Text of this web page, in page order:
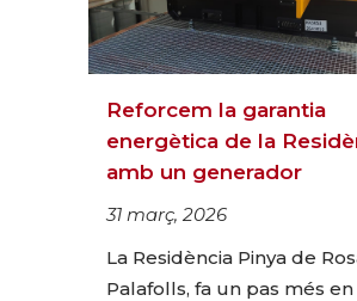
Reforcem la garantia
energètica de la
amb un generador
31 març, 2026
La Residència Pinya de
Palafolls, fa un pas més